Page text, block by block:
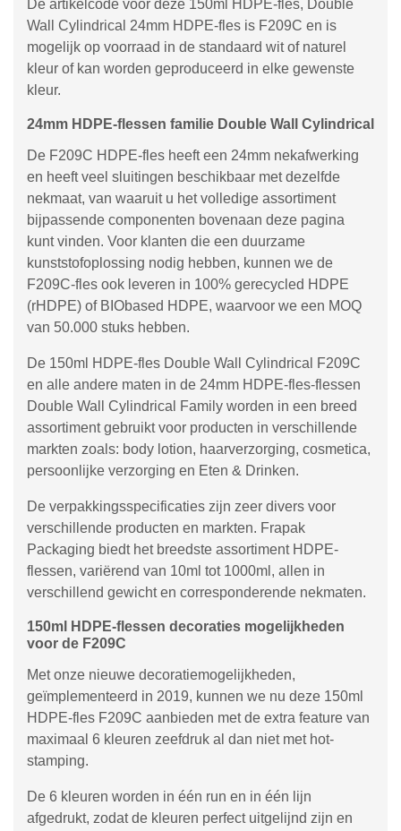
De artikelcode voor deze 150ml HDPE-fles, Double
Wall Cylindrical 24mm HDPE-fles is F209C en is
mogelijk op voorraad in de standaard wit of naturel
kleur of kan worden geproduceerd in elke gewenste
kleur.
24mm HDPE-flessen familie Double Wall Cylindrical
De F209C HDPE-fles heeft een 24mm nekafwerking
en heeft veel sluitingen beschikbaar met dezelfde
nekmaat, van waaruit u het volledige assortiment
bijpassende componenten bovenaan deze pagina
kunt vinden. Voor klanten die een duurzame
kunststofoplossing nodig hebben, kunnen we de
F209C-fles ook leveren in 100% gerecycled HDPE
(rHDPE) of BIObased HDPE, waarvoor we een MOQ
van 50.000 stuks hebben.
De 150ml HDPE-fles Double Wall Cylindrical F209C
en alle andere maten in de 24mm HDPE-fles-flessen
Double Wall Cylindrical Family worden in een breed
assortiment gebruikt voor producten in verschillende
markten zoals: body lotion, haarverzorging, cosmetica,
persoonlijke verzorging en Eten & Drinken.
De verpakkingsspecificaties zijn zeer divers voor
verschillende producten en markten. Frapak
Packaging biedt het breedste assortiment HDPE-
flessen, variërend van 10ml tot 1000ml, allen in
verschillend gewicht en corresponderende nekmaten.
150ml HDPE-flessen decoraties mogelijkheden
voor de F209C
Met onze nieuwe decoratiemogelijkheden,
geïmplementeerd in 2019, kunnen we nu deze 150ml
HDPE-fles F209C aanbieden met de extra feature van
maximaal 6 kleuren zeefdruk al dan niet met hot-
stamping.
De 6 kleuren worden in één run en in één lijn
afgedrukt, zodat de kleuren perfect uitgelijnd zijn en